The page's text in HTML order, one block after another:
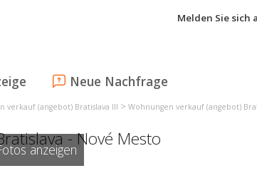
Melden Sie sich
Neue Nachfrage
verkauf (angebot) Bratislava III > Wohnungen verkauf (angebot)
- Nové Mesto
anzeigen